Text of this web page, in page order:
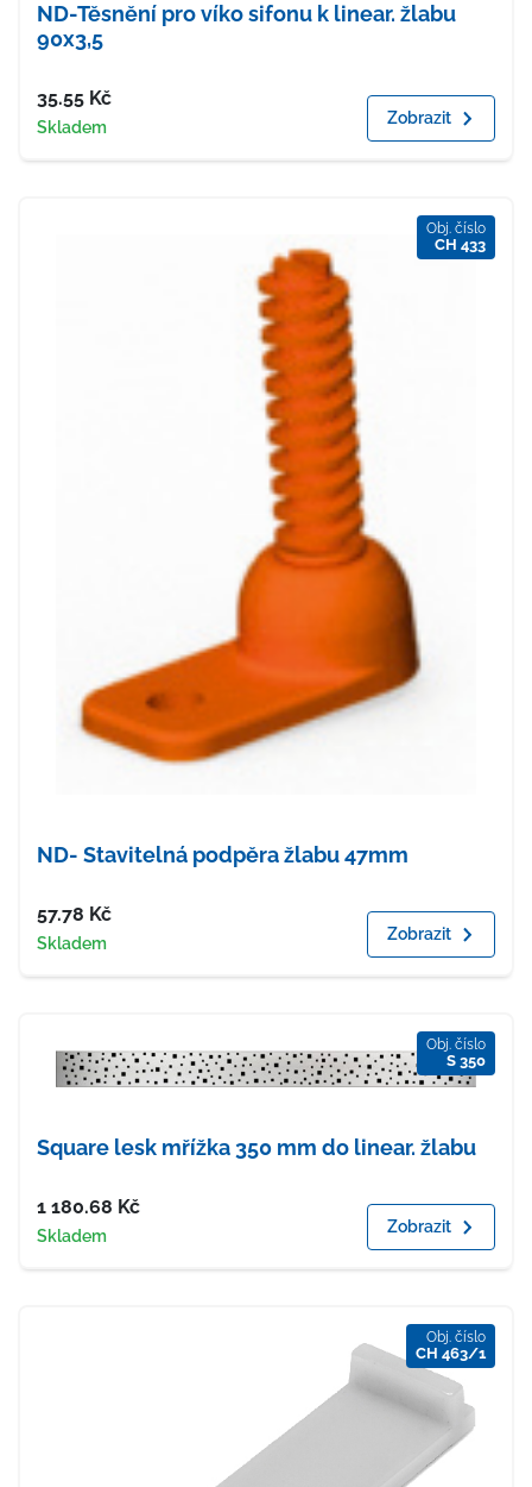
ND-Těsnění pro víko sifonu k linear. žlabu
90x3,5
Cena
35.55 Kč
Dostupnost
Skladem Zobrazit
Obj. číslo
CH 433
ND- Stavitelná podpěra žlabu 47mm
Cena
57.78 Kč
Dostupnost
Skladem Zobrazit
Obj. číslo
S 350
Square lesk mřížka 350 mm do linear. žlabu
Cena
1 180.68 Kč
Dostupnost
Skladem Zobrazit
Obj. číslo
CH 463/1